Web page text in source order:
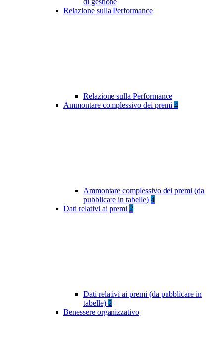
di gestione
Relazione sulla Performance
Relazione sulla Performance
Ammontare complessivo dei premi 4
Ammontare complessivo dei premi (da
pubblicare in tabelle) 4
Dati relativi ai premi 2
Dati relativi ai premi (da pubblicare in
tabelle) 2
Benessere organizzativo